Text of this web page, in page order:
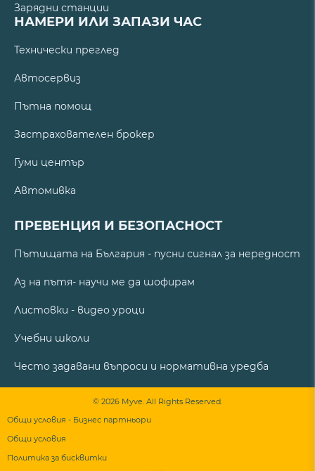
Зарядни станции
НАМЕРИ ИЛИ ЗАПАЗИ ЧАС
Технически преглед
Автосервиз
Пътна помощ
Застрахователен брокер
Гуми център
Автомивка
ПРЕВЕНЦИЯ И БЕЗОПАСНОСТ
Пътищата на България - пусни сигнал за нередност
Аз на пътя- научи ме да шофирам
Листовки - видео уроци
Учебни школи
Често задавани въпроси и нормативна уредба
© 2026 Myve. All Rights Reserved.
Общи условия - Бизнес партньори
Общи условия
Политика за бисквитки